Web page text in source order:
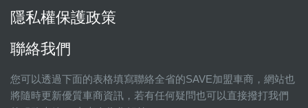
隱私權保護政策
聯絡我們
您可以透過下面的表格填寫聯絡全省的SAVE加盟車商，網站也
將隨時更新優質車商資訊，若有任何疑問也可以直接撥打我們